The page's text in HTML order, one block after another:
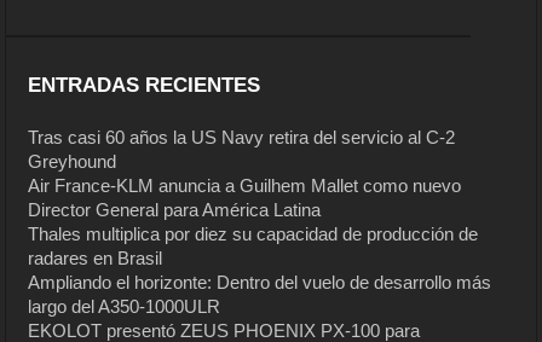
ENTRADAS RECIENTES
Tras casi 60 años la US Navy retira del servicio al C-2
Greyhound
Air France-KLM anuncia a Guilhem Mallet como nuevo
Director General para América Latina
Thales multiplica por diez su capacidad de producción de
radares en Brasil
Ampliando el horizonte: Dentro del vuelo de desarrollo más
largo del A350-1000ULR
EKOLOT presentó ZEUS PHOENIX PX-100 para